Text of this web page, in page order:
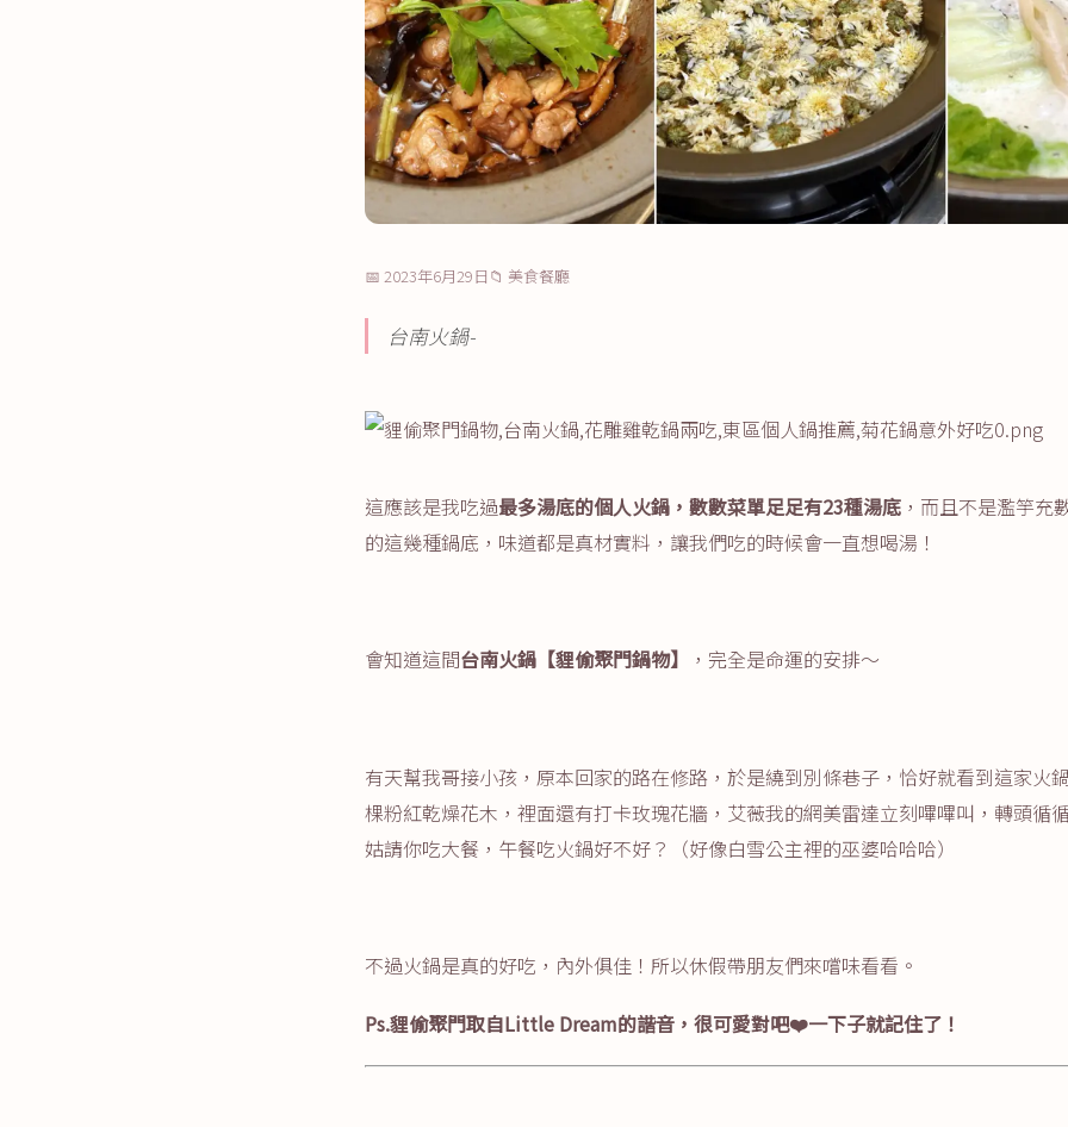
📅 2023年6月29日 📁 美食餐廳
台南火鍋-
這應該是我吃過最多湯底的個人火鍋，數數菜單足足有23種湯底 ，而且不是濫竽充
的這幾種鍋底，味道都是真材實料，讓我們吃的時候會一直想喝湯！
會知道這間台南火鍋 【貍偷聚門鍋物】 ，完全是命運的安排～
有天幫我哥接小孩，原本回家的路在修路，於是繞到別條巷子，恰好就看到這家火
棵粉紅乾燥花木，裡面還有打卡玫瑰花牆，艾薇我的網美雷達立刻嗶嗶叫，轉頭循
姑請你吃大餐，午餐吃火鍋好不好？（好像白雪公主裡的巫婆哈哈哈）
不過火鍋是真的好吃，內外俱佳！所以休假帶朋友們來嚐味看看。
Ps.貍偷聚門取自Little Dream的諧音，很可愛對吧❤️一下子就記住了！